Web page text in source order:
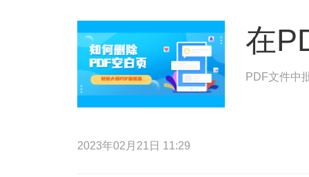
在
PDF文件中
2023年02月21日 11:29